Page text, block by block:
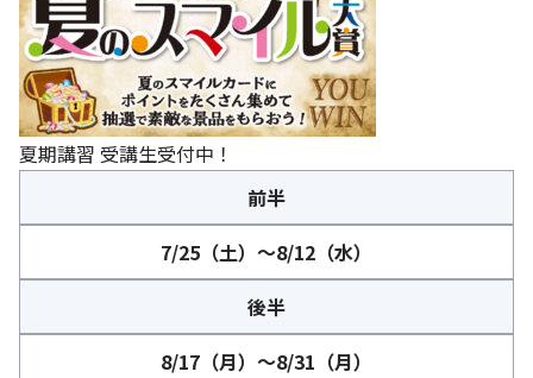
夏期講習 受講生受付中！
前半
7/25（土）～8/12（水）
後半
8/17（月）～8/31（月）